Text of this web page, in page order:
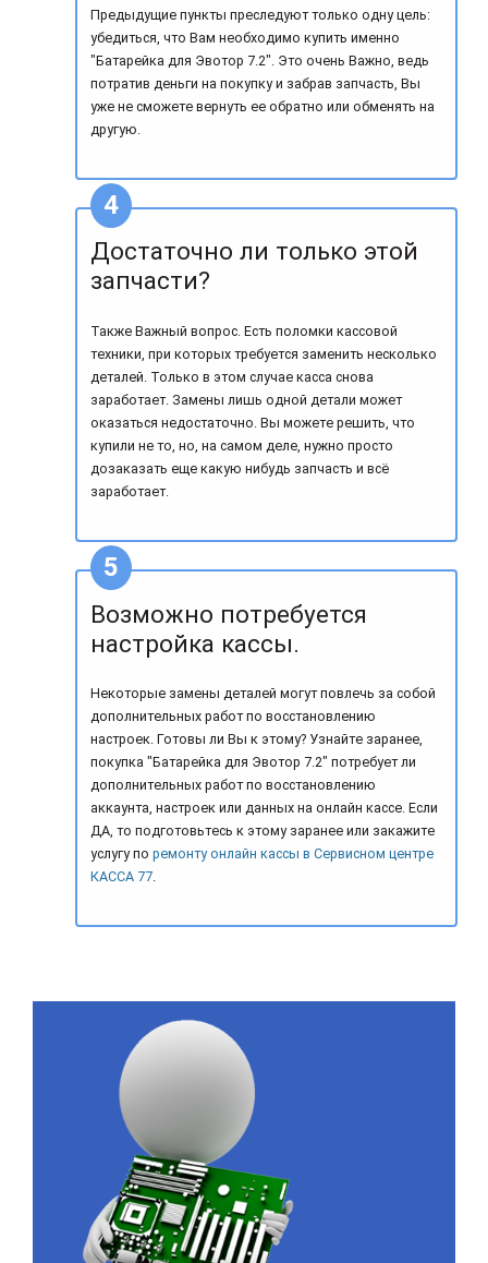
Предыдущие пункты преследуют только одну цель:
убедиться, что Вам необходимо купить именно
"Батарейка для Эвотор 7.2". Это очень Важно, ведь
потратив деньги на покупку и забрав запчасть, Вы
уже не сможете вернуть ее обратно или обменять на
другую.
Достаточно ли только этой
запчасти?
Также Важный вопрос. Есть поломки кассовой
техники, при которых требуется заменить несколько
деталей. Только в этом случае касса снова
заработает. Замены лишь одной детали может
оказаться недостаточно. Вы можете решить, что
купили не то, но, на самом деле, нужно просто
дозаказать еще какую нибудь запчасть и всё
заработает.
Возможно потребуется
настройка кассы.
Некоторые замены деталей могут повлечь за собой
дополнительных работ по восстановлению
настроек. Готовы ли Вы к этому? Узнайте заранее,
покупка "Батарейка для Эвотор 7.2" потребует ли
дополнительных работ по восстановлению
аккаунта, настроек или данных на онлайн кассе. Если
ДА, то подготовьтесь к этому заранее или закажите
услугу поремонту онлайн кассы в Сервисном центре
КАССА 77.